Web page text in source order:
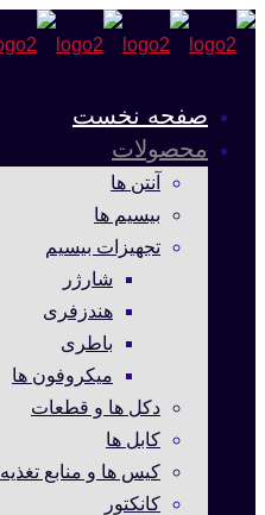
صفحه نخست
محصولات
آنتن ها
بیسیم ها
تجهیزات بیسیم
شارژر
هندزفری
باطری
میکروفون ها
دکل ها و قطعات
کابل ها
کیس ها و منابع تغذیه
کانکتور